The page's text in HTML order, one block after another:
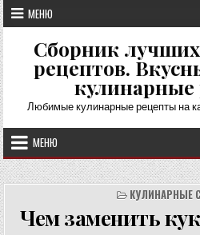
Перейти
к
содержимому
МЕНЮ
Сборник
рецептов.
Любимые кулинарные рецепты на
МЕНЮ
КУЛИНАРНЫЕ
Чем заменить